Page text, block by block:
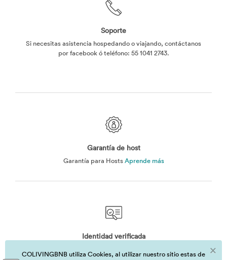
Soporte
Si necesitas asistencia hospedando o viajando, contáctanos
por facebook ó teléfono: ‭55 1041 2743‬.
Garantía de host
Garantía para HostsAprende más
Identidad verificada
COLIVINGBNB utiliza Cookies, al utilizar nuestro sitio estas de